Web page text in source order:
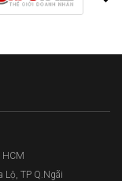
HCM
Lộ, TP Q.Ngãi